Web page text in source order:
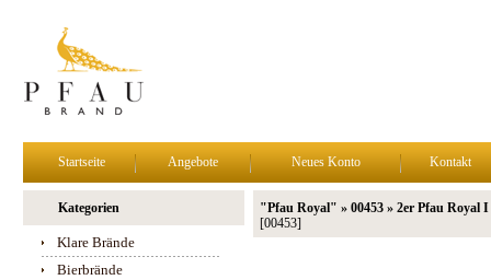
Startseite Angebote Neues Konto Kontakt
Kategorien
Klare Brände
Bierbrände
"Pfau Royal" » 00453 » 2er Pfau Royal I
[00453]